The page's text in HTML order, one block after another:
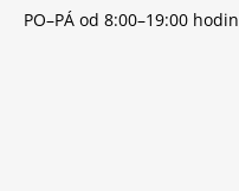
PO–PÁ od 8:00–19:00 hodin